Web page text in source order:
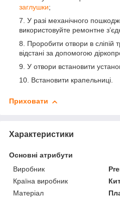
заглушки;
У разі механічного
використовуйте ремонтне
Проробити отвори в сліпій
відстані за допомогою
У отвори встановити
Встановити крапельниці.
Приховати
Характеристики
Основні атрибути
Виробник
Країна виробник
Матеріал